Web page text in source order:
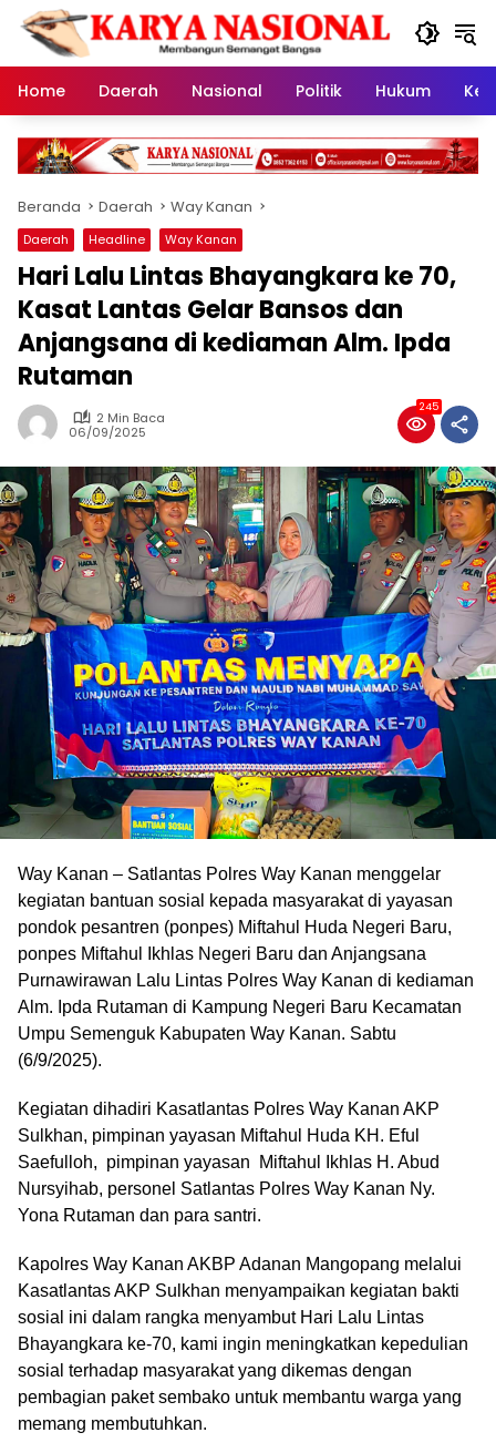
Langsung
konten
Home
Daerah Nasional Politik Hukum
Beranda Daerah Way Kanan
Daerah Headline Way Kanan
Hari Lalu Lintas Bhayangkara ke 70,
Kasat Lantas Gelar Bansos dan
Anjangsana di kediaman Alm. Ipda
Rutaman
2 Min Baca
06/09/2025
245
Way Kanan – Satlantas Polres Way Kanan menggelar
kegiatan bantuan sosial kepada masyarakat di yayasan
pondok pesantren (ponpes) Miftahul Huda Negeri Baru,
ponpes Miftahul Ikhlas Negeri Baru dan Anjangsana
Purnawirawan Lalu Lintas Polres Way Kanan di kediaman
Alm. Ipda Rutaman di Kampung Negeri Baru Kecamatan
Umpu Semenguk Kabupaten Way Kanan. Sabtu
(6/9/2025).
Kegiatan dihadiri Kasatlantas Polres Way Kanan AKP
Sulkhan, pimpinan yayasan Miftahul Huda KH. Eful
Saefulloh, pimpinan yayasan Miftahul Ikhlas H. Abud
Nursyihab, personel Satlantas Polres Way Kanan Ny.
Yona Rutaman dan para santri.
Kapolres Way Kanan AKBP Adanan Mangopang melalui
Kasatlantas AKP Sulkhan menyampaikan kegiatan bakti
sosial ini dalam rangka menyambut Hari Lalu Lintas
Bhayangkara ke-70, kami ingin meningkatkan kepedulian
sosial terhadap masyarakat yang dikemas dengan
pembagian paket sembako untuk membantu warga yang
memang membutuhkan.